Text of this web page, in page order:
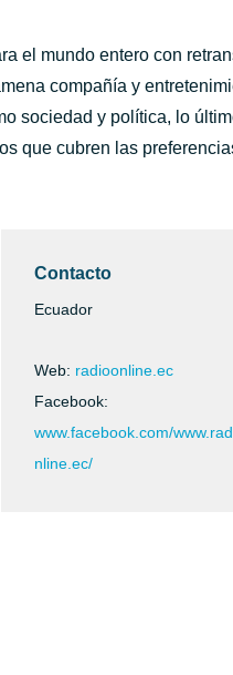
el mundo entero con
compañía y
sociedad y política, lo
que cubren las
Contacto
Ecuador
Web: radioonline.ec
Facebook:
www.facebook.com/
nline.ec/